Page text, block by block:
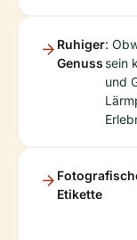
Ruhiger
Genuss
:
sein
und
Etikette